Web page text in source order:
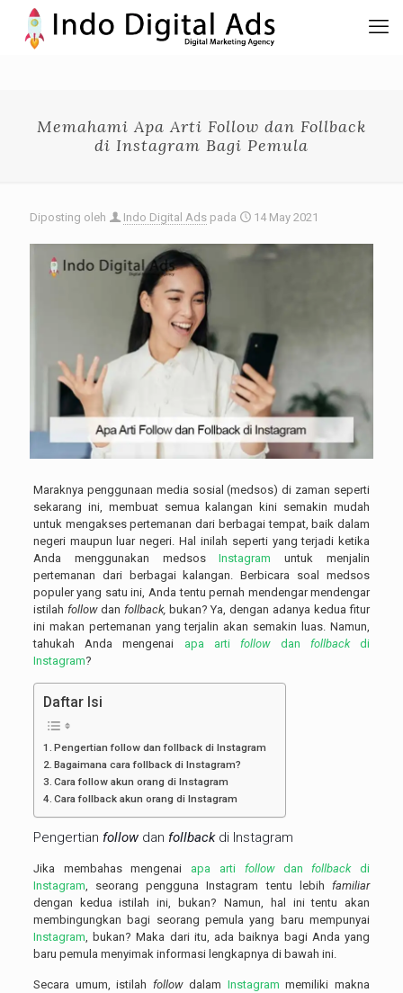
Memahami Apa Arti Follow dan Follback
di Instagram Bagi Pemula
Diposting oleh Indo Digital Ads pada 14 May 2021
Maraknya penggunaan media sosial (medsos) di zaman seperti
sekarang ini, membuat semua kalangan kini semakin mudah
untuk mengakses pertemanan dari berbagai tempat, baik dalam
negeri maupun luar negeri. Hal inilah seperti yang terjadi ketika
Anda menggunakan medsosInstagram untuk menjalin
pertemanan dari berbagai kalangan. Berbicara soal medsos
populer yang satu ini, Anda tentu pernah mendengar mendengar
istilah follow dan follback, bukan? Ya, dengan adanya kedua fitur
ini makan pertemanan yang terjalin akan semakin luas. Namun,
tahukah Anda mengenai apa artifollowdan follbackdi
Instagram?
Daftar Isi
Pengertian follow dan follback di Instagram
Bagaimana cara follback di Instagram?
Cara follow akun orang di Instagram
Cara follback akun orang di Instagram
Pengertian follow dan follback di Instagram
Jika membahas mengenai apa arti followdanfollbackdi
Instagram , seorang pengguna Instagram tentu lebihfamiliar
dengan kedua istilah ini, bukan? Namun, hal ini tentu akan
membingungkan bagi seorang pemula yang baru mempunyai
Instagram , bukan? Maka dari itu, ada baiknya bagi Anda yang
baru pemula menyimak informasi lengkapnya di bawah ini.
Secara umum, istilahfollow dalam Instagram memiliki makna